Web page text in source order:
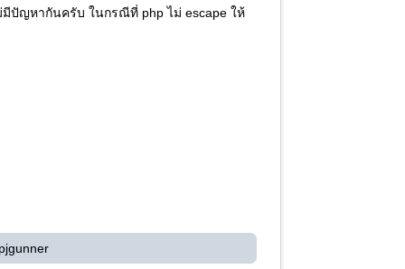
ปัญหากันครับ ในกรณีที่ php ไม่ escape ให้